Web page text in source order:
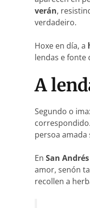
verán,
verdadeiro.
Hoxe en día, a
lendas e fonte
A
Segundo o
persoa amada
En San
amor, senón
recollen a